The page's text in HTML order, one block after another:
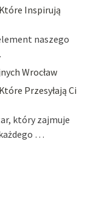
Inspirują
naszego
Wrocław
Przesyłają Ci
który zajmuje
…